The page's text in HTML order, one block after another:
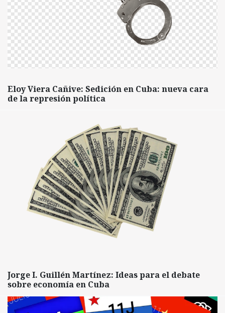
Eloy Viera Cañive: Sedición en Cuba: nueva cara
de la represión política
Jorge I. Guillén Martínez: Ideas para el debate
sobre economía en Cuba